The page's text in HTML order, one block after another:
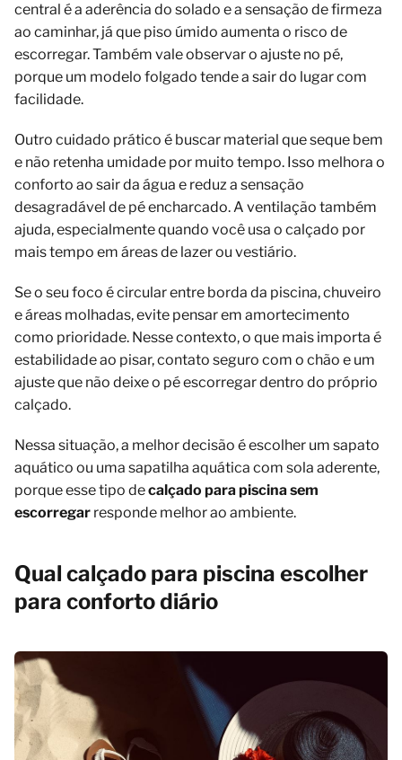
central é a aderência do solado e a sensação de firmeza
ao caminhar, já que piso úmido aumenta o risco de
escorregar. Também vale observar o ajuste no pé,
porque um modelo folgado tende a sair do lugar com
facilidade.
Outro cuidado prático é buscar material que seque bem
e não retenha umidade por muito tempo. Isso melhora o
conforto ao sair da água e reduz a sensação
desagradável de pé encharcado. A ventilação também
ajuda, especialmente quando você usa o calçado por
mais tempo em áreas de lazer ou vestiário.
Se o seu foco é circular entre borda da piscina, chuveiro
e áreas molhadas, evite pensar em amortecimento
como prioridade. Nesse contexto, o que mais importa é
estabilidade ao pisar, contato seguro com o chão e um
ajuste que não deixe o pé escorregar dentro do próprio
calçado.
Nessa situação, a melhor decisão é escolher um sapato
aquático ou uma sapatilha aquática com sola aderente,
porque esse tipo decalçado para piscina sem
escorregar responde melhor ao ambiente.
Qual calçado para piscina escolher
para conforto diário